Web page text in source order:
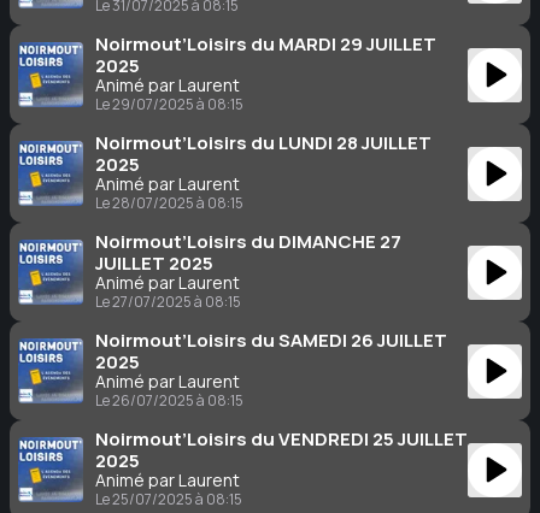
Le 31/07/2025 à 08:15
Noirmout’Loisirs du MARDI 29 JUILLET
2025
Animé par Laurent
Le 29/07/2025 à 08:15
Noirmout’Loisirs du LUNDI 28 JUILLET
2025
Animé par Laurent
Le 28/07/2025 à 08:15
Noirmout’Loisirs du DIMANCHE 27
JUILLET 2025
Animé par Laurent
Le 27/07/2025 à 08:15
Noirmout’Loisirs du SAMEDI 26 JUILLET
2025
Animé par Laurent
Le 26/07/2025 à 08:15
Noirmout’Loisirs du VENDREDI 25 JUILLET
2025
Animé par Laurent
Le 25/07/2025 à 08:15